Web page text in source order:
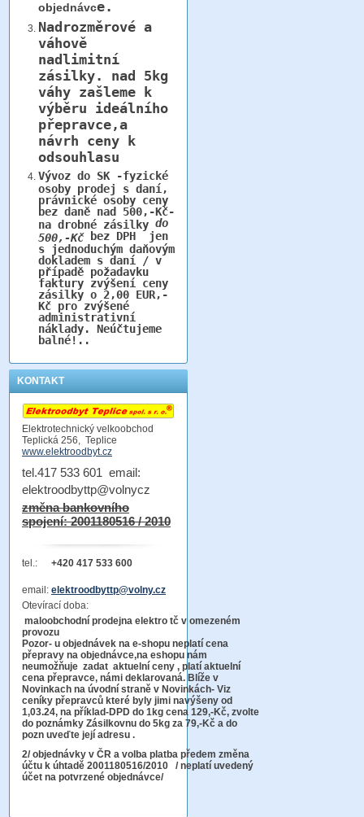
objednávce.
Nadrozměrové a
váhově
nadlimitní
zásilky. nad 5kg
váhy zašleme k
výběru ideálního
přepravce,a
návrh ceny k
odsouhlasu
Vývoz do SK -fyzické
osoby prodej s daní,
právnické osoby ceny
bez daně nad 500,-Kč-
na drobné zásilky do
500,-Kčbez DPH jen
s jednoduchým daňovým
dokladem s daní / v
případě požadavku
faktury zvýšení ceny
zásilky o 2,00 EUR,-
Kč pro zvýšené
administrativní
náklady. Neúčtujeme
balné!..
KONTAKT
Elektrotechnický velkoobchod
Teplická 256, Teplice
www.elektroodbyt.cz
tel.417 533 601 email:
elektroodbyttp@volnycz
změna bankovního
spojení: 2001180516 / 2010
tel.: +420 417 533 600
email: elektroodbyttp@volny.cz
Otevírací doba:
maloobchodní prodejna elektro tč v omezeném
provozu
Pozor- u objednávek na e-shopu neplatí cena
přepravy na objednávce,na eshopu nám
neumožňuje zadat aktuelní ceny , platí aktuelní
cena přepravce, námi deklarovaná. Blíže v
Novinkach na úvodní straně v Novinkách- Viz
ceníky přepravců které byly jimi navýšeny od
1,03.24, na příklad-DPD do 1kg cena 129,-Kč, zvolte
do poznámky Zásilkovnu do 5kg za 79,-Kč a do
pozn uveďte její adresu .
2/ objednávky v ČR a volba platba předem změna
účtu k úhtadě 2001180516/2010 / neplatí uvedený
účet na potvrzené objednávce/